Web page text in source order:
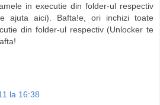
in executie din folder-ul respectiv
ajuta aici). Bafta!e, ori inchizi toate
din folder-ul respectiv (Unlocker te
la 16:38